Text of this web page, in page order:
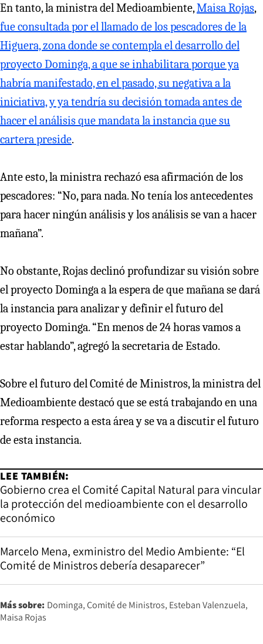
En tanto, la ministra del Medioambiente,Maisa Rojas,
fue consultada por el llamado de los pescadores de la
Higuera, zona donde se contempla el desarrollo del
proyecto Dominga, a que se inhabilitara porque ya
habría manifestado, en el pasado, su negativa a la
iniciativa, y ya tendría su decisión tomada antes de
hacer el análisis que mandata la instancia que su
cartera preside.
Ante esto, la ministra rechazó esa afirmación de los
pescadores: “No, para nada. No tenía los antecedentes
para hacer ningún análisis y los análisis se van a hacer
mañana”.
No obstante, Rojas declinó profundizar su visión sobre
el proyecto Dominga a la espera de que mañana se dará
la instancia para analizar y definir el futuro del
proyecto Dominga. “En menos de 24 horas vamos a
estar hablando”, agregó la secretaria de Estado.
Sobre el futuro del Comité de Ministros, la ministra del
Medioambiente destacó que se está trabajando en una
reforma respecto a esta área y se va a discutir el futuro
de esta instancia.
LEE TAMBIÉN:
Gobierno crea el Comité Capital Natural para vincular
la protección del medioambiente con el desarrollo
económico
Marcelo Mena, exministro del Medio Ambiente: “El
Comité de Ministros debería desaparecer”
Más sobre: Dominga Comité de Ministros Esteban Valenzuela
Maisa Rojas